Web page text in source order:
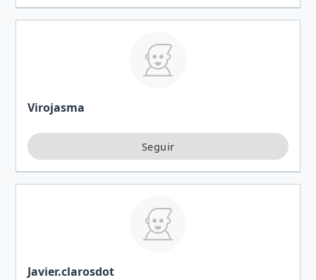
Virojasma
Javier.clarosdot